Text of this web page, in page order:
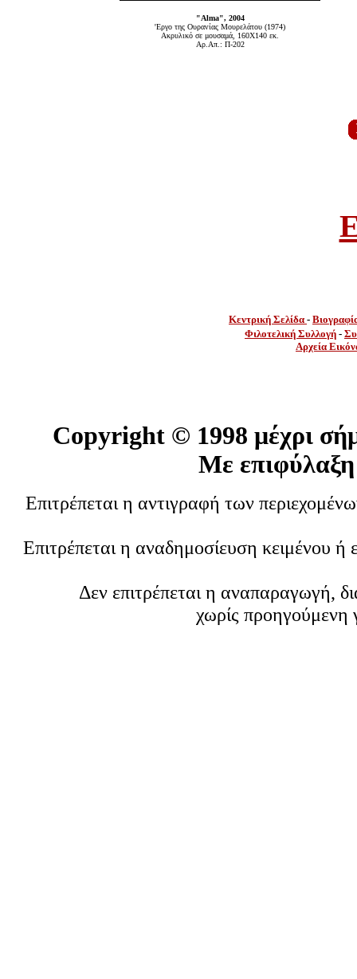
"Alma", 2004
'Εργο της Ουρανίας Μουρελάτου (1974)
Ακρυλικό σε μουσαμά, 160Χ140 εκ.
Αρ.Απ.: Π-202
Κεντρική Σελίδα -
Φιλοτελική Συλλογή -
Αρχεία
Copyright © 1998 μέχρι
Με επιφύλαξη
Επιτρέπεται η αντιγραφή των
Επιτρέπεται η αναδημοσίευση κειμένου
Δεν επιτρέπεται η αναπαραγωγή,
χωρίς προηγούμενη